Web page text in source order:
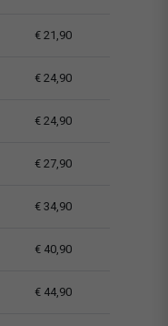
€ 21,90
€ 24,90
€ 24,90
€ 27,90
€ 34,90
€ 40,90
€ 44,90